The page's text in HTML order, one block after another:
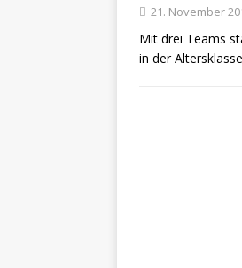
21. November
Mit drei Teams
in der